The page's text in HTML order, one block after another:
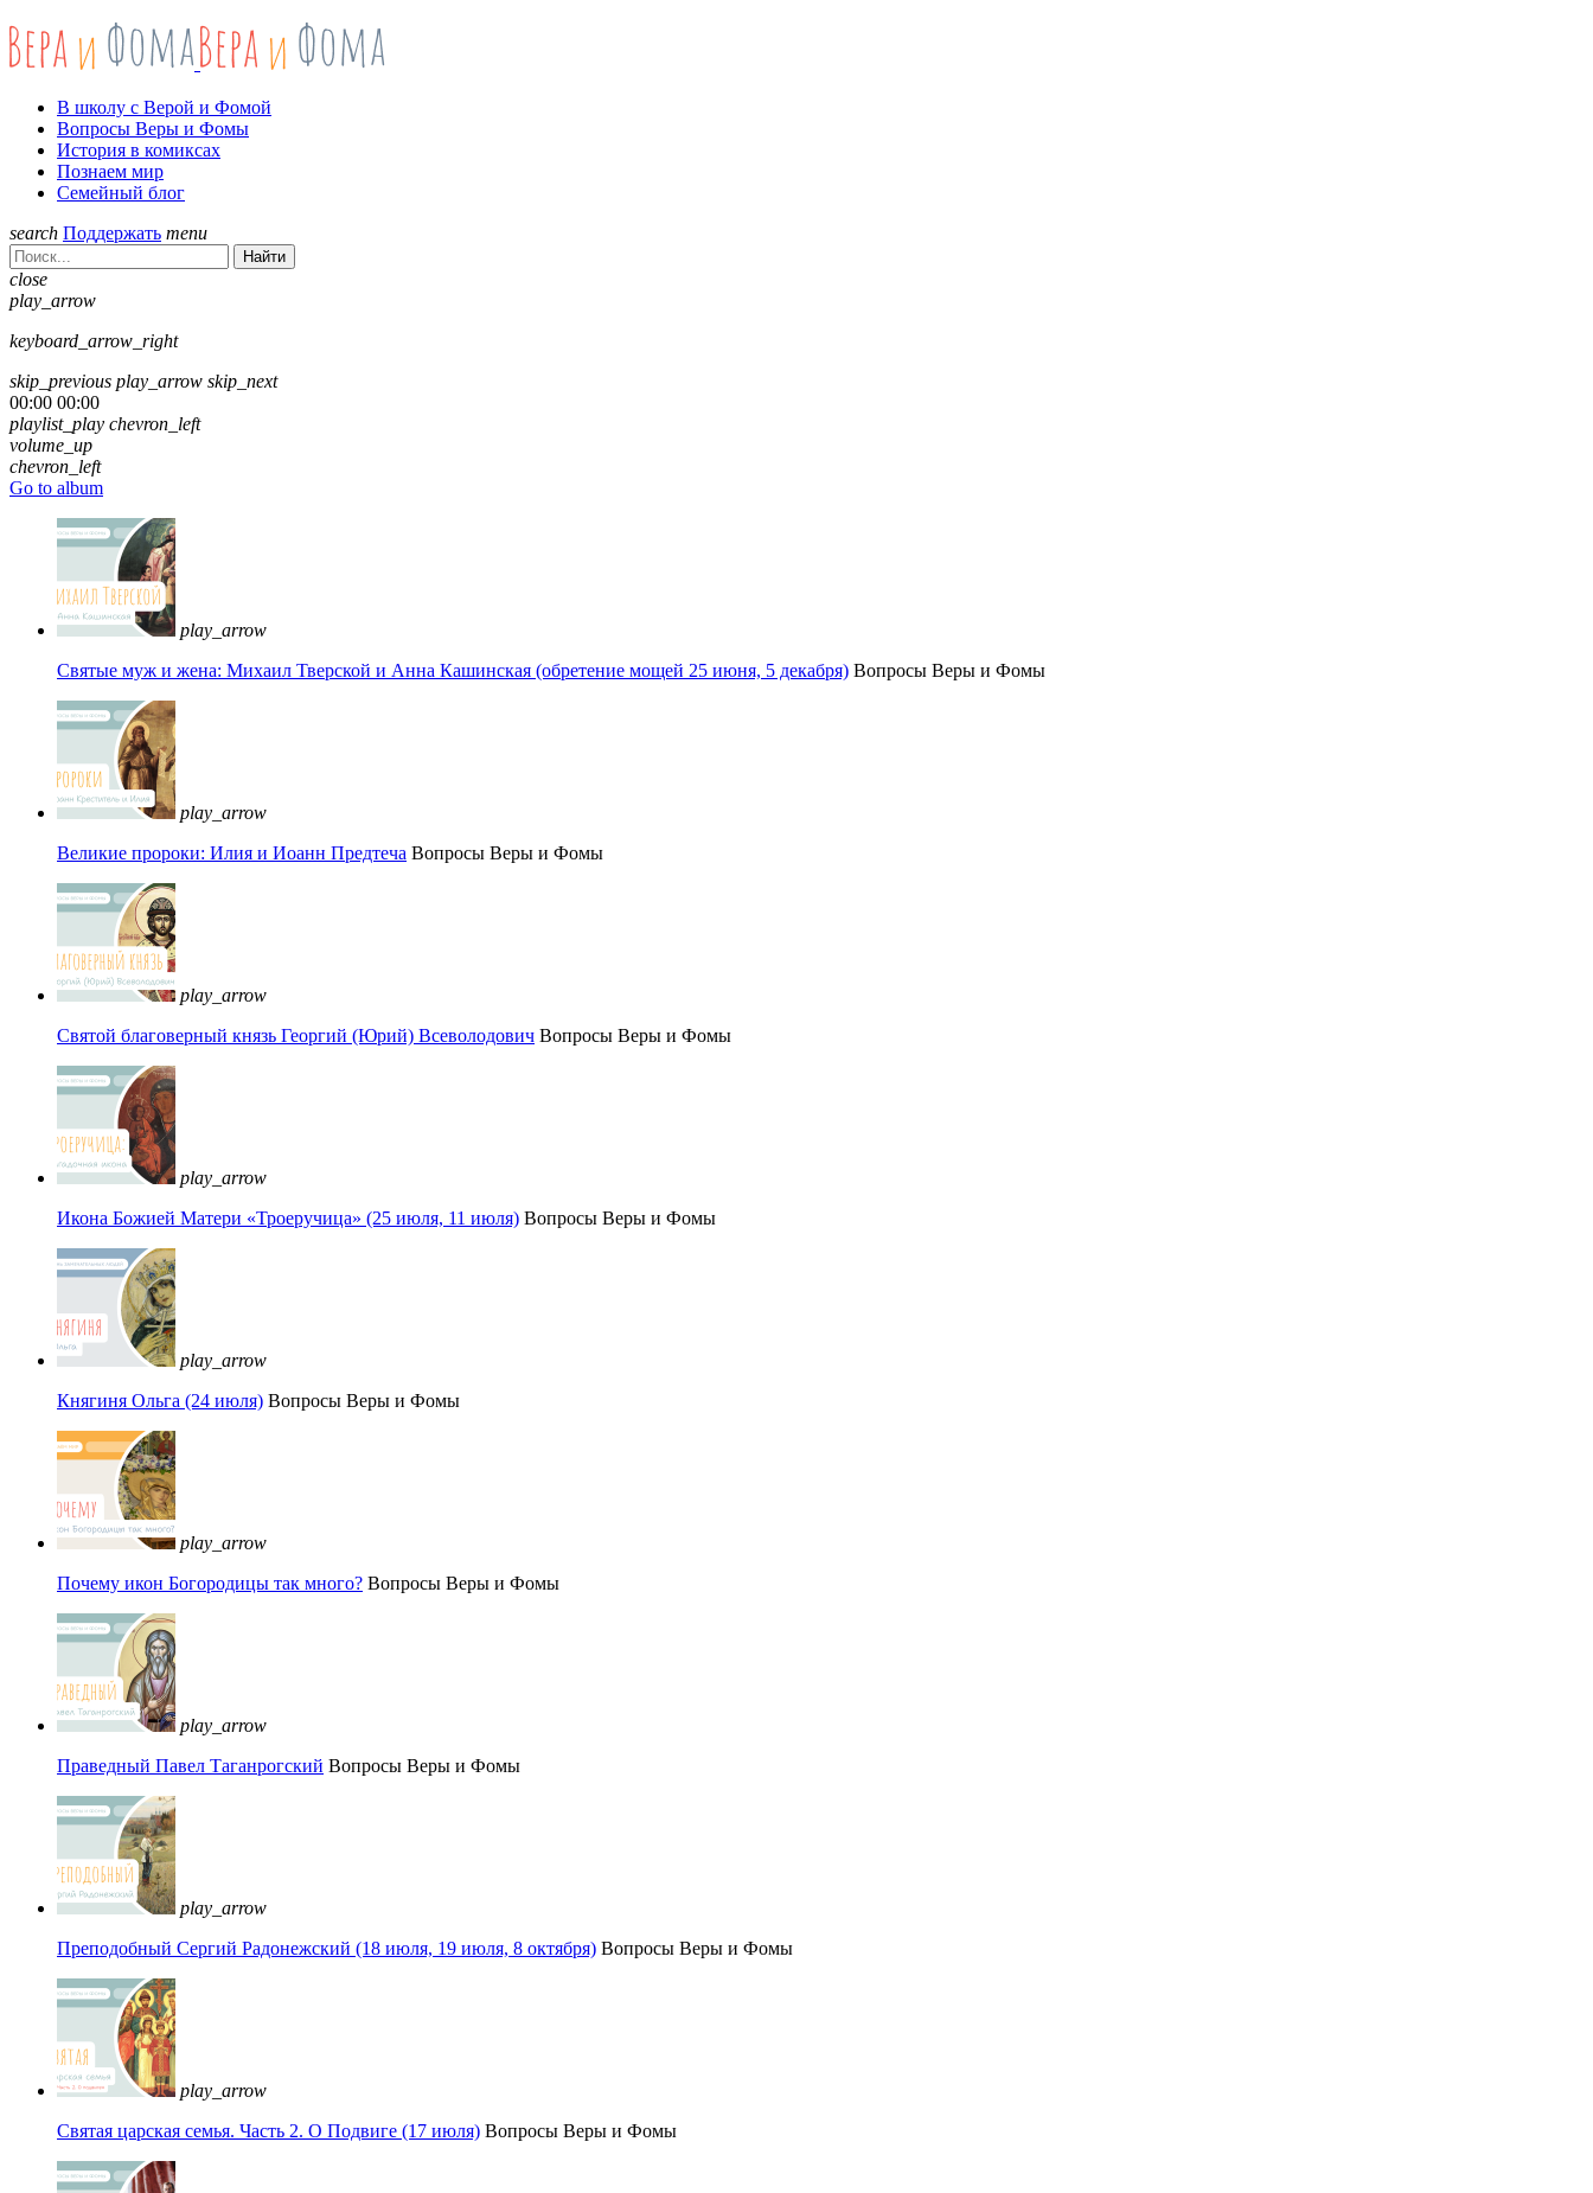
В школу с Верой и Фомой
Вопросы Веры и Фомы
История в комиксах
Познаем мир
Семейный блог
search Поддержать menu
Найти
close
play_arrow
keyboard_arrow_right
skip_previous play_arrow skip_next
00:00 00:00
playlist_play chevron_left
volume_up
chevron_left
Go to album
play_arrow
Святые муж и жена: Михаил Тверской и Анна Кашинская (обретение мощей 25 июня, 5 декабря) Вопросы Веры и Фомы
play_arrow
Великие пророки: Илия и Иоанн Предтеча Вопросы Веры и Фомы
play_arrow
Святой благоверный князь Георгий (Юрий) Всеволодович Вопросы Веры и Фомы
play_arrow
Икона Божией Матери «Троеручица» (25 июля, 11 июля) Вопросы Веры и Фомы
play_arrow
Княгиня Ольга (24 июля) Вопросы Веры и Фомы
play_arrow
Почему икон Богородицы так много? Вопросы Веры и Фомы
play_arrow
Праведный Павел Таганрогский Вопросы Веры и Фомы
play_arrow
Преподобный Сергий Радонежский (18 июля, 19 июля, 8 октября) Вопросы Веры и Фомы
play_arrow
Святая царская семья. Часть 2. О Подвиге (17 июля) Вопросы Веры и Фомы